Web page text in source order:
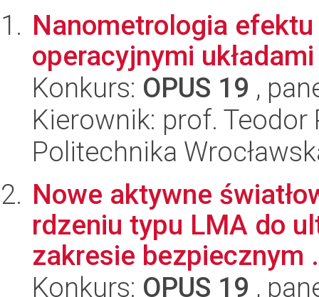
Nanometrologia
operacyjnymi
Konkurs: OPUS 19 ,
Kierownik: prof. Teodor
Politechnika
Nowe aktywne
rdzeniu typu LMA do
zakresie bezpiecznym
Konkurs: OPUS 19 ,